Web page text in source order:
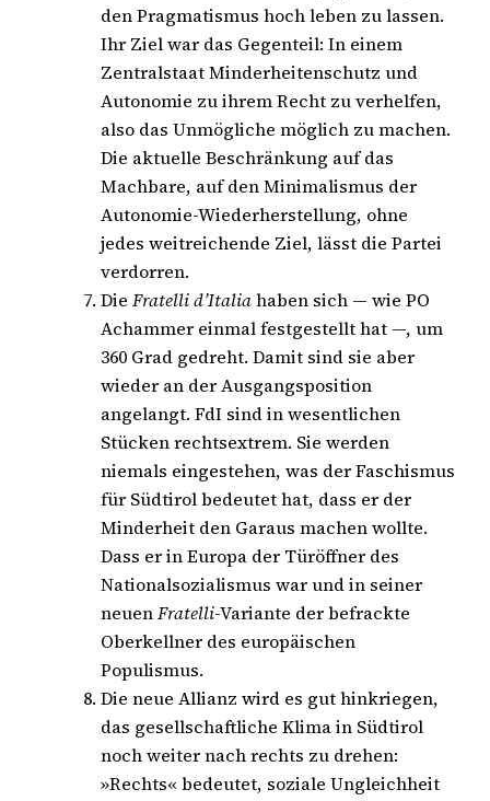
den Pragmatismus hoch leben zu lassen.
Ihr Ziel war das Gegenteil: In einem
Zentralstaat Minderheitenschutz und
Autonomie zu ihrem Recht zu verhelfen,
also das Unmögliche möglich zu machen.
Die aktuelle Beschränkung auf das
Machbare, auf den Minimalismus der
Autonomie-Wiederherstellung, ohne
jedes weitreichende Ziel, lässt die Partei
verdorren.
Die Fratelli d’Italiahaben sich — wie PO
Achammer einmal festgestellt hat —, um
360 Grad gedreht. Damit sind sie aber
wieder an der Ausgangsposition
angelangt. FdI sind in wesentlichen
Stücken rechtsextrem. Sie werden
niemals eingestehen, was der Faschismus
für Südtirol bedeutet hat, dass er der
Minderheit den Garaus machen wollte.
Dass er in Europa der Türöffner des
Nationalsozialismus war und in seiner
neuenFratelli-Variante der befrackte
Oberkellner des europäischen
Populismus.
Die neue Allianz wird es gut hinkriegen,
das gesellschaftliche Klima in Südtirol
noch weiter nach rechts zu drehen:
»Rechts« bedeutet, soziale Ungleichheit